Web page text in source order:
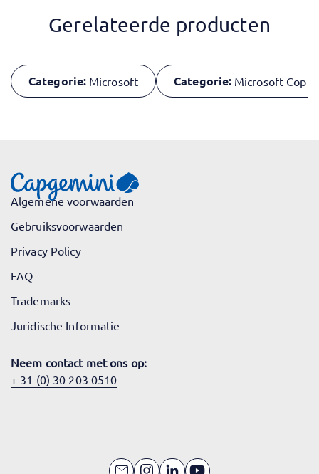
Gerelateerde producten
Categorie: Microsoft Categorie: Microsoft
Algemene voorwaarden
Gebruiksvoorwaarden
Privacy Policy
FAQ
Trademarks
Juridische Informatie
Neem contact met ons op:
+ 31 (0) 30 203 0510